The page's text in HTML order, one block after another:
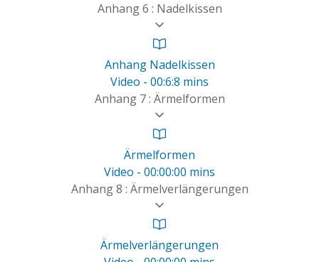
Anhang 6 : Nadelkissen
Anhang Nadelkissen
Video - 00:6:8 mins
Anhang 7 : Ärmelformen
Ärmelformen
Video - 00:00:00 mins
Anhang 8 : Ärmelverlängerungen
Ärmelverlängerungen